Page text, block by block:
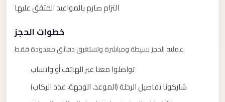
التزام صارم بالمواعيد المتفق عليها
خطوات الحجز
عملية الحجز بسيطة ومباشرة وتستغرق دقائق معدودة فقط.
تواصلوا معنا عبر الهاتف أو واتساب
شاركونا تفاصيل الرحلة (الموعد، الوجهة، عدد الركاب)
Transfer
Cairo
Airport
Transfer
Companies